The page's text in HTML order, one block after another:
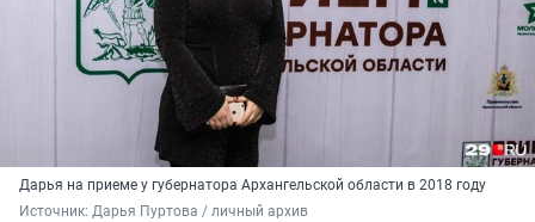
Дарья на приеме у губернатора Архангельской области в 2018 году
Источник: Дарья Пуртова / личный архив